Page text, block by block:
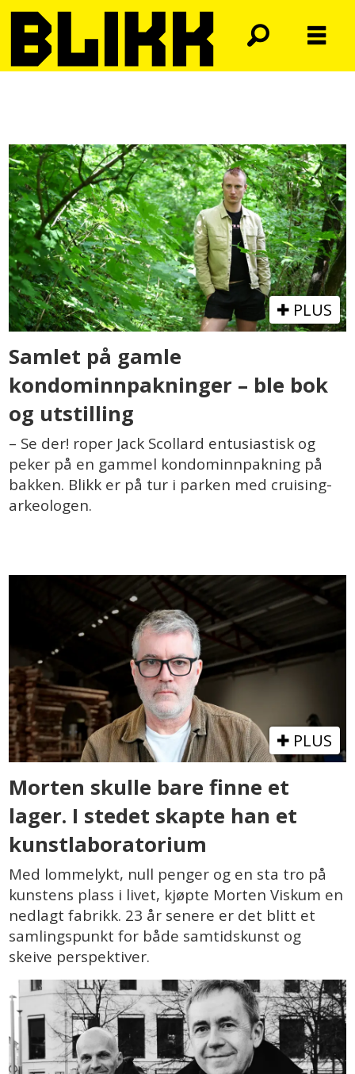
cruising
PLUS
Samlet på gamle
kondominnpakninger – ble bok
og utstilling
– Se der! roper Jack Scollard entusiastisk og
peker på en gammel kondominnpakning på
bakken. Blikk er på tur i parken med cruising-
arkeologen.
PLUS
Morten skulle bare finne et
lager. I stedet skapte han et
kunstlaboratorium
Med lommelykt, null penger og en sta tro på
kunstens plass i livet, kjøpte Morten Viskum en
nedlagt fabrikk. 23 år senere er det blitt et
samlingspunkt for både samtidskunst og
skeive perspektiver.